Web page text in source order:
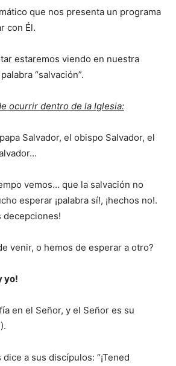
que nos presenta un programa
con Él.
estaremos viendo en nuestra
“salvación”.
ocurrir dentro de la Iglesia:
Salvador, el obispo Salvador, el
vemos… que la salvación no
esperar ¡palabra sí!, ¡hechos no!.
decepciones!
venir, o hemos de esperar a otro?
yo!
en el Señor, y el Señor es su
a sus discípulos: “¡Tened